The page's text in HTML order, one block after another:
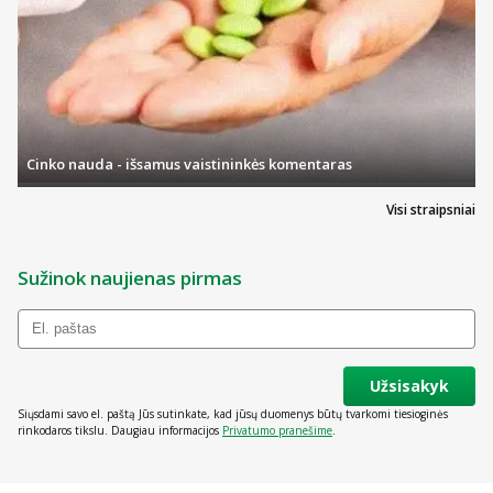
Visi straipsniai
Cinko nauda - išsamus vaistininkės komentaras
Sužinok naujienas pirmas
Užsisakyk
Siųsdami savo el. paštą Jūs sutinkate, kad jūsų duomenys būtų tvarkomi tiesioginės
rinkodaros tikslu. Daugiau informacijos Privatumo pranešime.